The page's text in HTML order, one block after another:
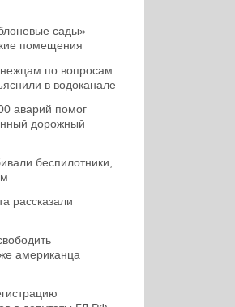
сады»
помещения
по вопросам
в водоканале
аварий помог
дорожный
беспилотники,
рассказали
американца